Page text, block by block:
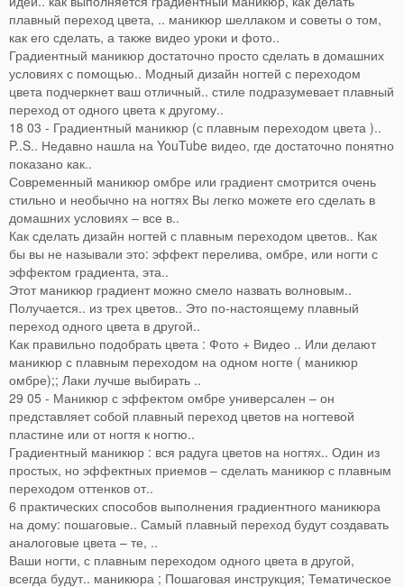
плавный переход цвета, .. маникюр шеллаком и советы о том,
как его сделать, а также видео уроки и фото..
Градиентный маникюр достаточно просто сделать в домашних
условиях с помощью.. Модный дизайн ногтей с переходом
цвета подчеркнет ваш отличный.. стиле подразумевает плавный
переход от одного цвета к другому..
18 03 - Градиентный маникюр (с плавным переходом цвета )..
P..S.. Недавно нашла на YouTube видео, где достаточно понятно
показано как..
Современный маникюр омбре или градиент смотрится очень
стильно и необычно на ногтях Вы легко можете его сделать в
домашних условиях – все в..
Как сделать дизайн ногтей с плавным переходом цветов.. Как
бы вы не называли это: эффект перелива, омбре, или ногти с
эффектом градиента, эта..
Этот маникюр градиент можно смело назвать волновым..
Получается.. из трех цветов.. Это по-настоящему плавный
переход одного цвета в другой..
Как правильно подобрать цвета : Фото + Видео .. Или делают
маникюр с плавным переходом на одном ногте ( маникюр
омбре);; Лаки лучше выбирать ..
29 05 - Маникюр с эффектом омбре универсален – он
представляет собой плавный переход цветов на ногтевой
пластине или от ногтя к ногтю..
Градиентный маникюр : вся радуга цветов на ногтях.. Один из
простых, но эффектных приемов – сделать маникюр с плавным
переходом оттенков от..
6 практических способов выполнения градиентного маникюра
на дому: пошаговые.. Самый плавный переход будут создавать
аналоговые цвета – те, ..
Ваши ногти, с плавным переходом одного цвета в другой,
всегда будут.. маникюра ; Пошаговая инструкция; Тематическое